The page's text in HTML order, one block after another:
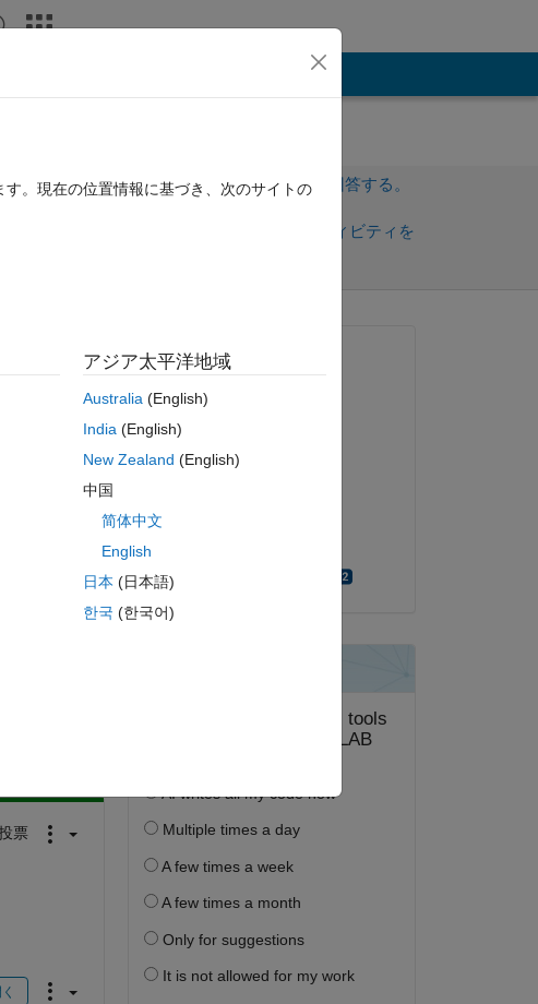
サインインしてこの質問に回答する。
サインインしてアクティビティを
票
Cl
に回答する。
票
質問済み:
2022 年 3 月 27 日
コメント済み:
採用済み:
。現在の位置情報に基づき、次のサイトの
アジア太平洋地域
Australia(English)
India(English)
New Zealand (English)
中国
简体中文
English
日本 (日本語)
한국 (한국어)